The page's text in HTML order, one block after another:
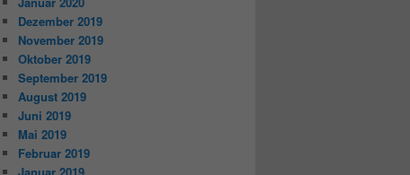
Dezember 2019
November 2019
Oktober 2019
September 2019
August 2019
Juni 2019
Mai 2019
Februar 2019